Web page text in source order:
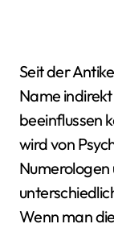
Seit der Antike wissen die Menschen, dass der
Name indirekt
beeinflussen
wird von
Numerologen
Wenn man